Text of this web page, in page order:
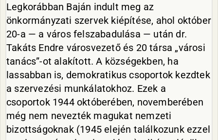
Legkorábban Baján indult meg az
önkormányzati szervek kiépítése, ahol október
20-a — a város felszabadulása — után dr.
Takáts Endre városvezető és 20 társa „városi
tanács”-ot alakított. A községekben, ha
lassabban is, demokratikus csoportok kezdtek
a szervezési munkálatokhoz. Ezek a
csoportok 1944 októberében, novemberében
még nem nevezték magukat nemzeti
bizottságoknak (1945 elején találkozunk ezzel